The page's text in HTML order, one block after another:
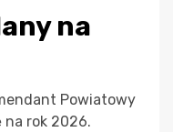
na
Powiatowy
na rok 2026.